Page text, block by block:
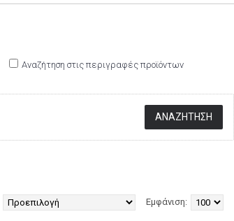
Αναζήτηση στις περιγραφές προϊόντων
Εμφάνιση: